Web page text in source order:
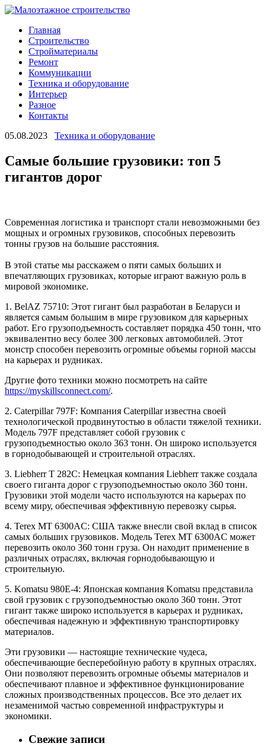
Главная
Строительство
Стройматериалы
Ремонт
Коммуникации
Техника и оборудование
Интерьер
Разное
Контакты
05.08.2023
Техника и оборудование
Самые большие грузовики: топ 5
гигантов дорог
Современная логистика и транспорт стали невозможными без
мощных и огромных грузовиков, способных перевозить
тонны грузов на большие расстояния.
В этой статье мы расскажем о пяти самых больших и
впечатляющих грузовиках, которые играют важную роль в
мировой экономике.
1. BelAZ 75710: Этот гигант был разработан в Беларуси и
является самым большим в мире грузовиком для карьерных
работ. Его грузоподъемность составляет порядка 450 тонн, что
эквивалентно весу более 300 легковых автомобилей. Этот
монстр способен перевозить огромные объемы горной массы
на карьерах и рудниках.
Другие фото техники можно посмотреть на сайте
https://myskillsconnect.com/.
2. Caterpillar 797F: Компания Caterpillar известна своей
технологической продвинутостью в области тяжелой техники.
Модель 797F представляет собой грузовик с
грузоподъемностью около 363 тонн. Он широко используется
в горнодобывающей и строительной отраслях.
3. Liebherr T 282C: Немецкая компания Liebherr также создала
своего гиганта дорог с грузоподъемностью около 360 тонн.
Грузовики этой модели часто используются на карьерах по
всему миру, обеспечивая эффективную перевозку сырья.
4. Terex MT 6300AC: США также внесли свой вклад в список
самых больших грузовиков. Модель Terex MT 6300AC может
перевозить около 360 тонн груза. Он находит применение в
различных отраслях, включая горнодобывающую и
строительную.
5. Komatsu 980E-4: Японская компания Komatsu представила
свой грузовик с грузоподъемностью около 360 тонн. Этот
гигант также широко используется в карьерах и рудниках,
обеспечивая надежную и эффективную транспортировку
материалов.
Эти грузовики — настоящие технические чудеса,
обеспечивающие бесперебойную работу в крупных отраслях.
Они позволяют перевозить огромные объемы материалов и
обеспечивают плавное и эффективное функционирование
сложных производственных процессов. Все это делает их
незаменимой частью современной инфраструктуры и
экономики.
Свежие записи